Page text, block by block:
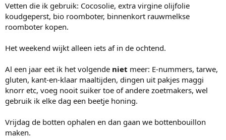
Vetten die ik gebruik: Cocosolie, extra virgine olijfolie
koudgeperst, bio roomboter, binnenkort rauwmelkse
roomboter kopen.
Het weekend wijkt alleen iets af in de ochtend.
Al een jaar eet ik het volgende niet meer: E-nummers, tarwe,
gluten, kant-en-klaar maaltijden, dingen uit pakjes maggi
knorr etc, voeg nooit suiker toe of andere zoetmakers, wel
gebruik ik elke dag een beetje honing.
Vrijdag de botten ophalen en dan gaan we bottenbouillon
maken.